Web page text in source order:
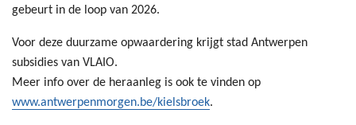
gebeurt in de loop van 2026.
Voor deze duurzame opwaardering krijgt stad Antwerpen
subsidies van VLAIO.
Meer info over de heraanleg is ook te vinden op
www.antwerpenmorgen.be/kielsbroek.